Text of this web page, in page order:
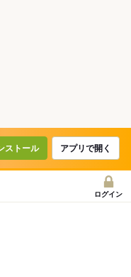
ストール アプリで開く
ログイン